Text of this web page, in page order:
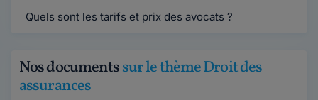
Quels sont les tarifs et prix des avocats ?
Nos documentssur le thème Droit des
assurances